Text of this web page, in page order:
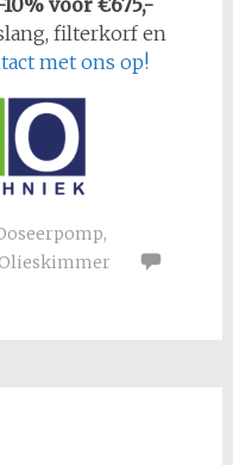
voor €675,-
filterkorf en
met ons op!
,
Olieskimmer